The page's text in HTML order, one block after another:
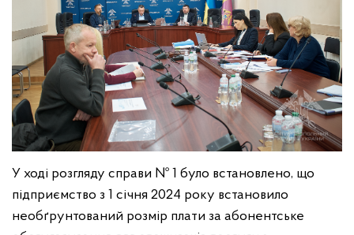
У ході розгляду справи № 1 було встановлено, що
підприємство з 1 січня 2024 року встановило
необґрунтований розмір плати за абонентське